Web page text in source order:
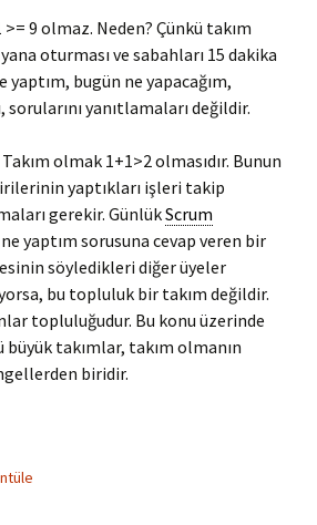
9 olmaz. Neden? Çünkü takım
oturması ve sabahları 15 dakika
yaptım, bugün ne yapacağım,
yanıtlamaları değildir.
olmak 1+1>2 olmasıdır. Bunun
yaptıkları işleri takip
gerekir. GünlükScrum
yaptım sorusuna cevap veren bir
söyledikleri diğer üyeler
bu topluluk bir takım değildir.
topluluğudur. Bu konu üzerinde
takımlar, takım olmanın
biridir.